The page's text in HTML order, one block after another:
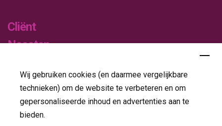
Wij gebruiken cookies (en daarmee vergelijkbare
technieken) om de website te verbeteren en om
gepersonaliseerde inhoud en advertenties aan te
bieden.
Cliënt
Naasten
Publicaties
Folders
Jaarverslagen